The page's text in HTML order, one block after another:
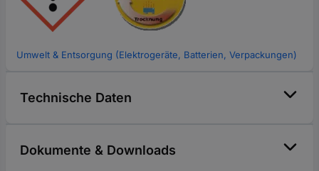
Umwelt & Entsorgung (Elektrogeräte, Batterien, Verpackungen)
Technische Daten
Dokumente & Downloads